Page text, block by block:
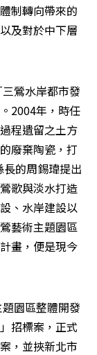
制轉向帶來的
及對於中下層
鶯水岸都市發
2004年，時任
程遺留之土方
廢棄陶瓷，打
的周錫瑋提出
歌與淡水打造
、水岸建設以
藝術主題園區
畫，便是現今
園區整體開發
招標案，正式
，並挾新北市